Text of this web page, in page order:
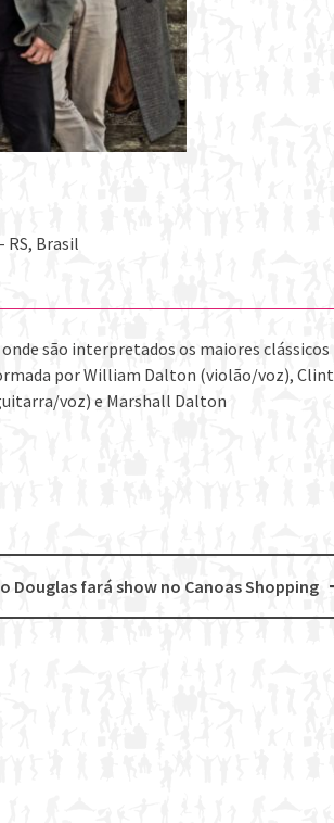
RS, Brasil
onde são interpretados os maiores clássicos
por William Dalton (violão/voz), Clint
voz) e Marshall Dalton
Douglas fará show no Canoas Shopping